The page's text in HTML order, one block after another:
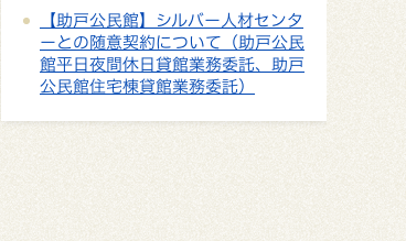
【助戸公民館】シルバー人材センタ
ーとの随意契約について（助戸公民
館平日夜間休日貸館業務委託、助戸
公民館住宅棟貸館業務委託）